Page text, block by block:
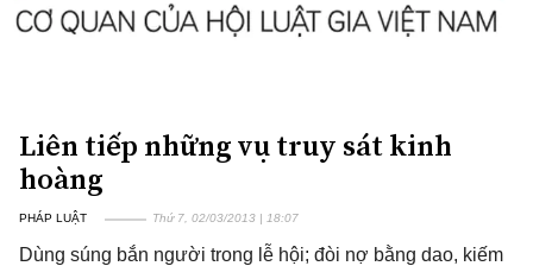
Liên tiếp những vụ truy sát kinh
hoàng
PHÁP LUẬT Thứ 7, 02/03/2013 | 18:07
Dùng súng bắn người trong lễ hội; đòi nợ bằng dao, kiếm